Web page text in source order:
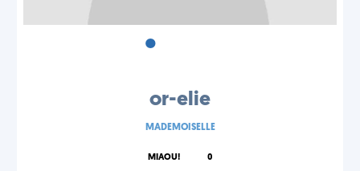
•
or-elie
MADEMOISELLE
MIAOU! 0